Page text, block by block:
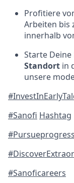
Profitiere
Arbeiten bis
innerhalb
Starte
Standort in
unsere
#
#Sanofi Hashtag
#Pursueprogress
#
#Sanoficareers